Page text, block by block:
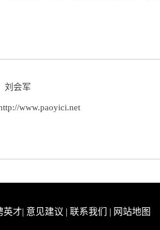
刘会军
www.paoyici.net
英才| 意见建议 | 联系我们 | 网站地图